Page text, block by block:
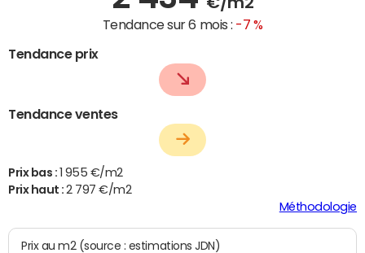
Tendance sur 6 mois : -7 %
Tendance prix
Tendance ventes
Prix bas : 1 955 €/m2
Prix haut :2 797 €/m2
Méthodologie
Prix au m2 (source : estimations JDN)